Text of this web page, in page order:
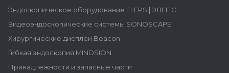
Эндоскопическое оборудование ELEPS | ЭЛЕПС
Видеоэндоскопические системы SONOSCAPE
Хирургические дисплеи Beacon
Гибкая эндоскопия MINDSION
Принадлежности и запасные части